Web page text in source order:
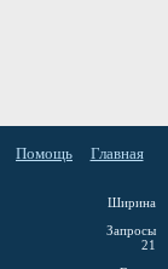
Помощь Главная
Ширина
Запросы
21